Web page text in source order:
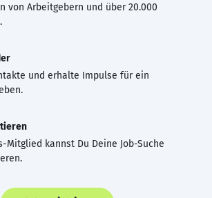
von Arbeitgebern und über 20.000
und erhalte Impulse für ein
Mitglied kannst Du Deine Job-Suche